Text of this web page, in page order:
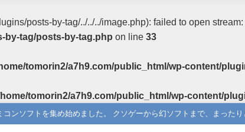
posts-by-tag/../../../image.php): failed to open
by-tag/posts-by-tag.php on line 33
tomorin2/a7h9.com/public_html/wp-content/
tomorin2/a7h9.com/public_html/wp-content/
ンソフトを集め始めました。 クソゲーから幻ソフトまで、まった